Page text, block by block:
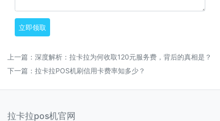
立即领取
上一篇： 深度解析：拉卡拉为何收取120元服务费，背后的真相是？
下一篇： 拉卡拉POS机刷信用卡费率知多少？
拉卡拉pos机官网